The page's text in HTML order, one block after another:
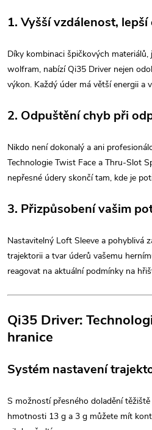
1. Vyšší vzdálenost,
Díky kombinaci špičkových
wolfram, nabízí Qi35 Driver nejen
výkon. Každý úder má větší energii a
2. Odpuštění chyb při
Nikdo není dokonalý a ani
Technologie Twist Face a Thru-Slot
nepřesné údery skončí tam, kde je
3. Přizpůsobení vašim
Nastavitelný Loft Sleeve a pohyblivá
trajektorii a tvar úderů vašemu
reagovat na aktuální podmínky na
Qi35 Driver:
hranice
Systém nastavení
S možností přesného doladění
hmotnosti 13 g a 3 g můžete mít